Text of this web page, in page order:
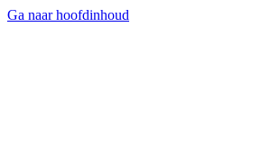
Ga naar hoofdinhoud